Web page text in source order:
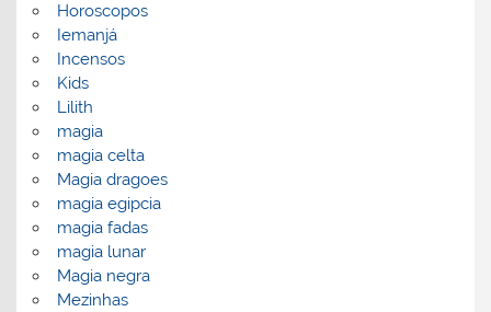
Horoscopos
Iemanjá
Incensos
Kids
Lilith
magia
magia celta
Magia dragoes
magia egipcia
magia fadas
magia lunar
Magia negra
Mezinhas